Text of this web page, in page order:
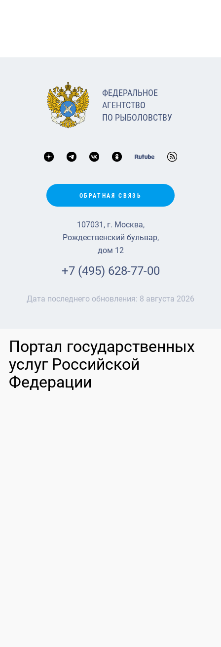
ФЕДЕРАЛЬНОЕ
АГЕНТСТВО
ПО РЫБОЛОВСТВУ
ОБРАТНАЯ СВЯЗЬ
107031, г. Москва,
Рождественский бульвар,
дом 12
+7 (495) 628-77-00
Дата последнего обновления: 8 августа 2026
Портал государственных
услуг Российской
Федерации